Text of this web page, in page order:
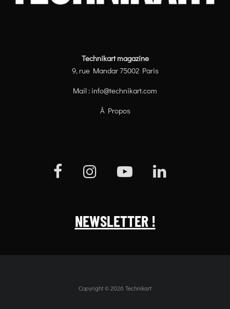
Technikart magazine
9, rue Mandar 75002 Paris
Mail : info@technikart.com
À Propos
NEWSLETTER !
Copyright © 2026 Technikart